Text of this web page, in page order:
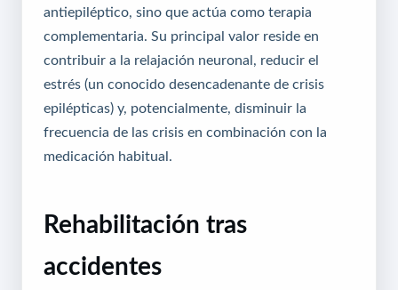
antiepiléptico, sino que actúa como terapia
complementaria. Su principal valor reside en
contribuir a la relajación neuronal, reducir el
estrés (un conocido desencadenante de crisis
epilépticas) y, potencialmente, disminuir la
frecuencia de las crisis en combinación con la
medicación habitual.
Rehabilitación tras
accidentes